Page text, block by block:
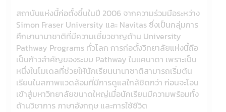
สถาบันแห่งนี้ก่อตั้งขึ้นในปี 2006 จากความร่วมมือระหว่าง
Simon Fraser University และ Navitas ซึ่งเป็นกลุ่มการ
ศึกษานานาชาติที่มีความเชี่ยวชาญด้าน University
Pathway Programs ทั่วโลก การก่อตั้งวิทยาลัยแห่งนี้ถือ
เป็นก้าวสำคัญของระบบ Pathway ในแคนาดา เพราะเป็น
หนึ่งในโมเดลที่ช่วยให้นักเรียนนานาชาติสามารถเริ่มต้น
เรียนในสภาพแวดล้อมที่มีการดูแลใกล้ชิดกว่า ก่อนจะโอน
เข้าสู่มหาวิทยาลัยขนาดใหญ่เมื่อนักเรียนมีความพร้อมทั้ง
ด้านวิชาการ ภาษาอังกฤษ และการใช้ชีวิต